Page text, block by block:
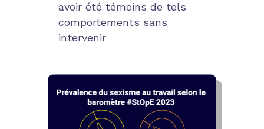
avoir été témoins de tels
comportements sans
intervenir